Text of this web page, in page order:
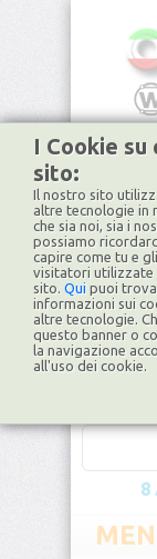
©2026
8
I Cookie su
sito:
Il nostro sito
altre tecnologie in
che sia noi, sia i
possiamo
capire come tu e
visitatori utilizzate
sito. Qui puoi
informazioni sui
altre tecnologie.
questo banner o
la navigazione
all'uso dei cookie.